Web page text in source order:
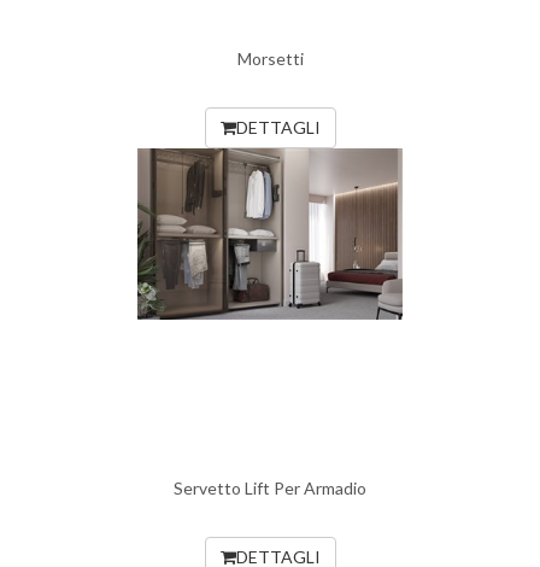
Morsetti
DETTAGLI
Servetto Lift Per Armadio
DETTAGLI